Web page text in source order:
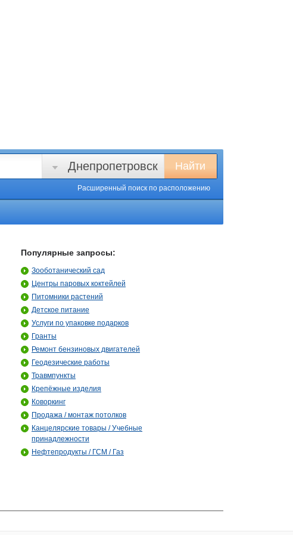
Найти
Днепропетровск
Расширенный поиск по расположению
Популярные запросы:
Зооботанический сад
Центры паровых коктейлей
Питомники растений
Детское питание
Услуги по упаковке подарков
Гранты
Ремонт бензиновых двигателей
Геодезические работы
Травмпункты
Крепёжные изделия
Коворкинг
Продажа / монтаж потолков
Канцелярские товары / Учебные
принадлежности
Нефтепродукты / ГСМ / Газ